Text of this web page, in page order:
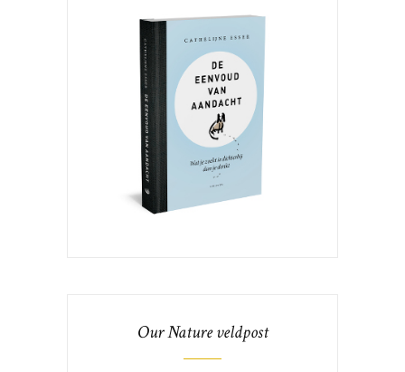
Our Nature veldpost